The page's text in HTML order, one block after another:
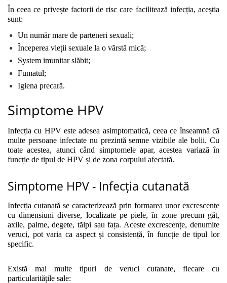
În ceea ce privește factorii de risc care facilitează infecția, aceștia
sunt:
Un număr mare de parteneri sexuali;
Începerea vieții sexuale la o vărstă mică;
System imunitar slăbit;
Fumatul;
Igiena precară.
Simptome HPV
Infecția cu HPV este adesea asimptomatică, ceea ce înseamnă că
multe persoane infectate nu prezintă semne vizibile ale bolii. Cu
toate acestea, atunci când simptomele apar, acestea variază în
funcție de tipul de HPV și de zona corpului afectată.
Simptome HPV - Infecția cutanată
Infecția cutanată se caracterizează prin formarea unor excrescențe
cu dimensiuni diverse, localizate pe piele, în zone precum gât,
axile, palme, degete, tălpi sau fața. Aceste excrescențe, denumite
veruci, pot varia ca aspect și consistență, în funcție de tipul lor
specific.
Există mai multe tipuri de veruci cutanate, fiecare cu
particularitățile sale: